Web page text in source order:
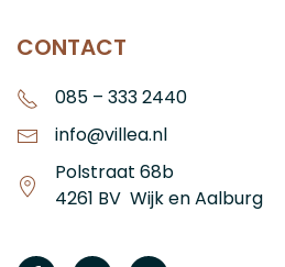
CONTACT
085 – 333 2440
info@villea.nl
Polstraat 68b
4261 BV Wijk en Aalburg